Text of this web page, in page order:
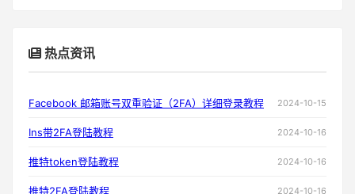
热点资讯
Facebook 邮箱账号双重验证（2FA）详细登录教程 2024-10-15
Ins带2FA登陆教程 2024-10-16
推特token登陆教程 2024-10-16
推特2FA登陆教程 2024-10-16